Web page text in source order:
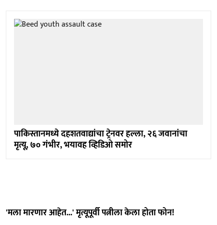
पाकिस्तानमध्ये दहशतवाद्यांचा ट्रेनवर हल्ला, २६ जवानांचा
मृत्यू, ७० गंभीर, भयावह व्हिडिओ समोर
'मला मारणार आहेत...' मृत्यूपूर्वी पत्नीला केला होता फोन!